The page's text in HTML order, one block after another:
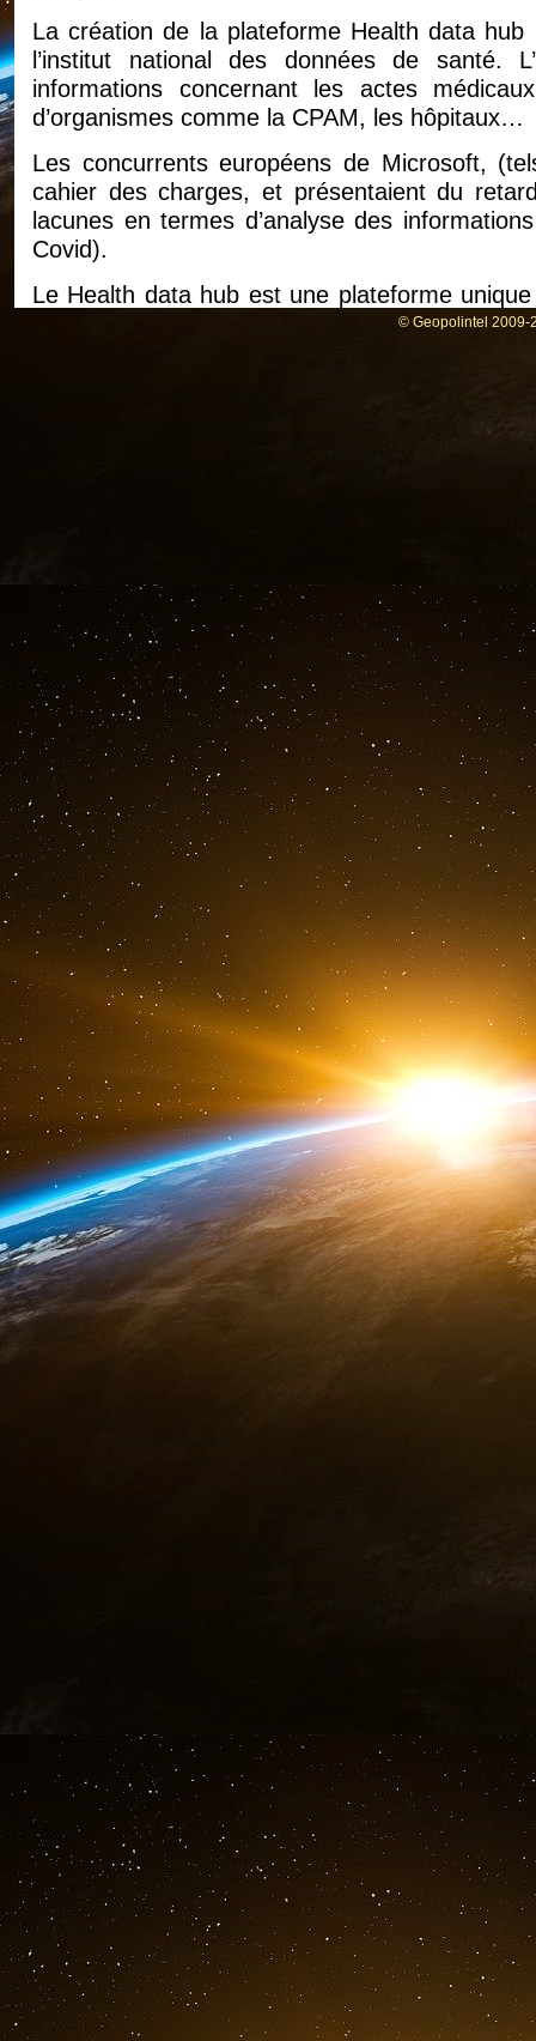
La création de la plateforme Health data
l’institut national des données de santé.
informations concernant les actes
d’organismes comme la CPAM, les hôpitaux…
Les concurrents européens de Microsoft,
cahier des charges, et présentaient du
lacunes en termes d’analyse des
Covid).
Le Health data hub est une plateforme
données de santé. Différents acteurs
santé des français, et d’assurer un
approprié.
Les données de santé sont des
considérées comme sensibles. Le
volume d’informations traitées, entrainent
sécurité adaptées. Une inquiétude
un juge de demander l’accès à ces données
Sources :
https://www.lesechos.fr/idees-debat...
https://francais.medscape.com/voira...
https://www.20minutes.fr/sante/2368...
https://portail-ie.fr/short/2367/he...
https://www.lasantepublique.fr/heal...
© Geopolintel 2009-